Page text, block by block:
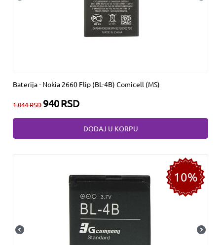
Baterija - Nokia 2660 Flip (BL-4B) Comicell (MS)
1.044RSD 940RSD
DODAJ U KORPU
10%